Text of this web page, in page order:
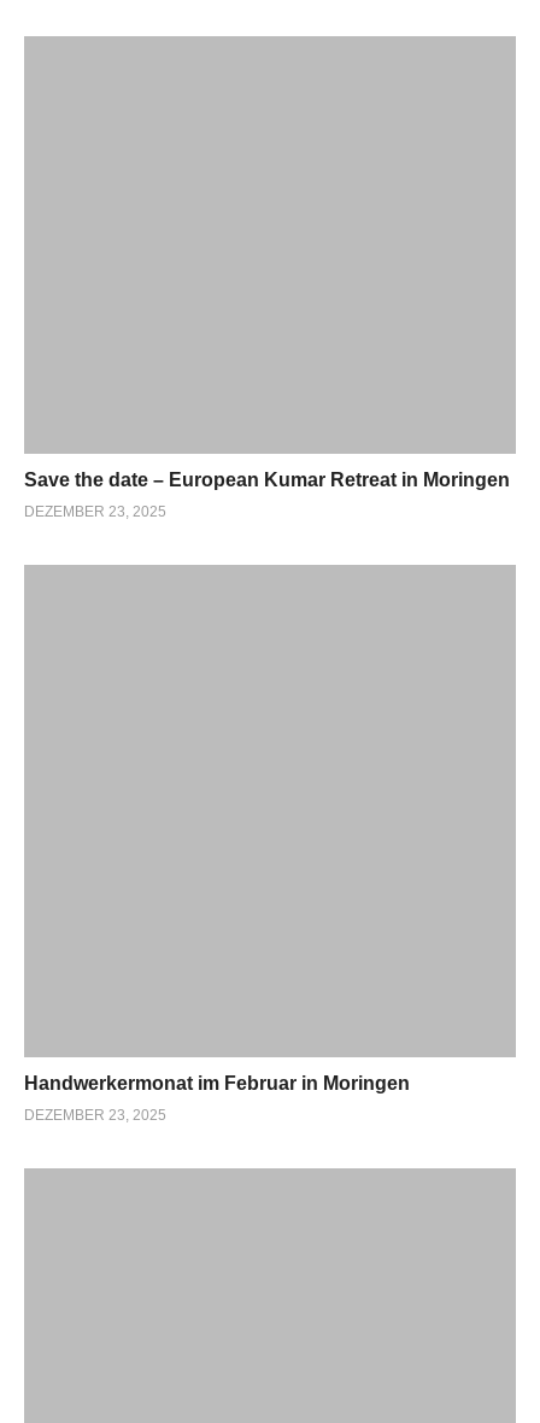
Save the date – European Kumar Retreat in Moringen
DEZEMBER 23, 2025
Handwerkermonat im Februar in Moringen
DEZEMBER 23, 2025